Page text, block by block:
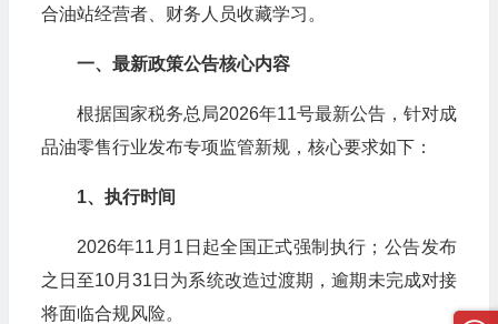
合油站经营者、财务人员收藏学习。
一、最新政策公告核心内容
根据国家税务总局2026年11号最新公告，针对成
品油零售行业发布专项监管新规，核心要求如下：
1、执行时间
2026年11 月 1 日起全国正式强制执行；公告发布
之日至10月31 日为系统改造过渡期，逾期未完成对接
将面临合规风险。